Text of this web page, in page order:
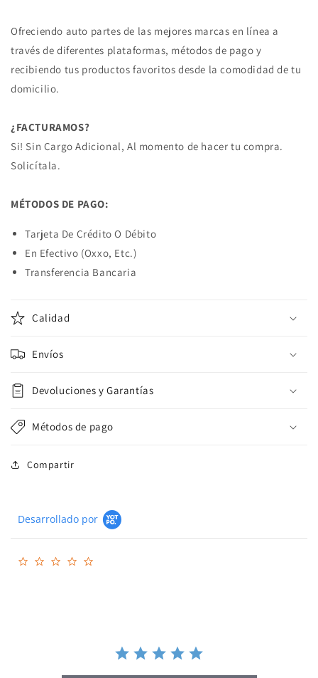
Ofreciendo auto partes de las mejores marcas en línea a
través de diferentes plataformas, métodos de pago y
recibiendo tus productos favoritos desde la comodidad de tu
domicilio.
¿FACTURAMOS?
Si! Sin Cargo Adicional, Al momento de hacer tu compra.
Solicítala.
MÉTODOS DE PAGO:
Tarjeta De Crédito O Débito
En Efectivo (Oxxo, Etc.)
Transferencia Bancaria
Calidad
Envíos
Devoluciones y Garantías
Métodos de pago
Compartir
Desarrollado por